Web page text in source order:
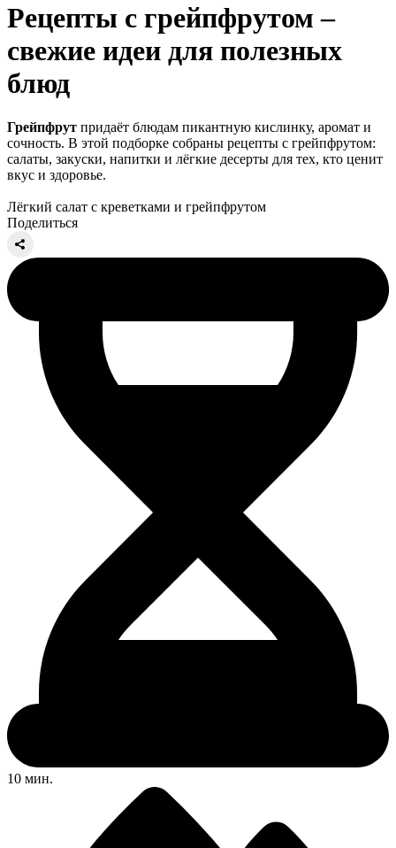
Рецепты с грейпфрутом –
свежие идеи для полезных
блюд
Грейпфрут придаёт блюдам пикантную кислинку, аромат и
сочность. В этой подборке собраны рецепты с грейпфрутом:
салаты, закуски, напитки и лёгкие десерты для тех, кто ценит
вкус и здоровье.
Лёгкий салат с креветками и грейпфрутом
Поделиться
10 мин.